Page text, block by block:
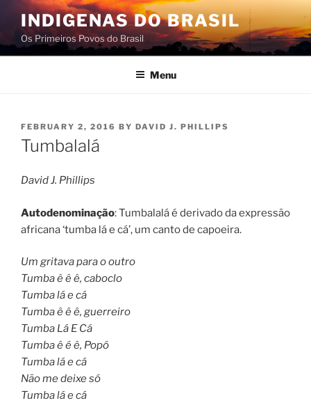
content
INDIGENAS DO BRASIL
Os Primeiros Povos do Brasil
Menu
POSTED
ON
FEBRUARY 2, 2016 BY DAVID J. PHILLIPS
Tumbalalá
David J. Phillips
Autodenominação: Tumbalalá é derivado da expressão
africana ‘tumba lá e cá’, um canto de capoeira.
Um gritava para o outro
Tumba ê ê ê, caboclo
Tumba lá e cá
Tumba ê ê ê, guerreiro
Tumba Lá E Cá
Tumba ê é ê, Popó
Tumba lá e cá
Não me deixe só
Tumba lá e cá